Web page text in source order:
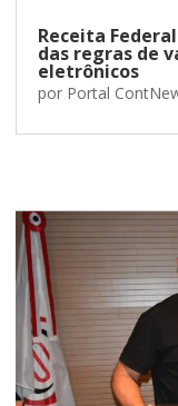
Receita
das regras de
eletrônicos
por Portal